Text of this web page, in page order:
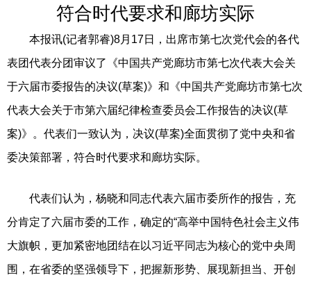
符合时代要求和廊坊实际
本报讯(记者郭睿)8月17日，出席市第七次党代会的各代
表团代表分团审议了《中国共产党廊坊市第七次代表大会关
于六届市委报告的决议(草案)》和《中国共产党廊坊市第七次
代表大会关于市第六届纪律检查委员会工作报告的决议(草
案)》。代表们一致认为，决议(草案)全面贯彻了党中央和省
委决策部署，符合时代要求和廊坊实际。
代表们认为，杨晓和同志代表六届市委所作的报告，充
分肯定了六届市委的工作，确定的“高举中国特色社会主义伟
大旗帜，更加紧密地团结在以习近平同志为核心的党中央周
围，在省委的坚强领导下，把握新形势、展现新担当、开创